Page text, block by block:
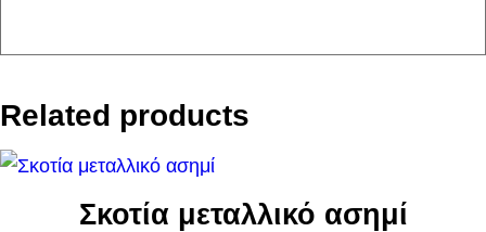
Related products
Σκοτία μεταλλικό ασημί